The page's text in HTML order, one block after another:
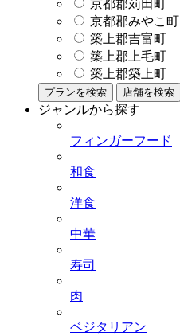
京都郡苅田町
京都郡みやこ町
築上郡吉富町
築上郡上毛町
築上郡築上町
プランを検索 店舗を検索
ジャンルから探す
フィンガーフード
和食
洋食
中華
寿司
肉
ベジタリアン